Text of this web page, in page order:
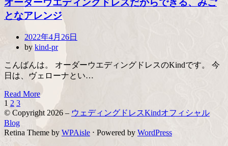
オーダーウエディングドレスだからできる、みご
となアレンジ
Posted
on
2022年4月26日
by kind-pr
こんばんは。 オーダーウエディングドレスのKindです。 今
日は、ヴェローナとい…
Read More
投
稿
の
Page
1 Page
2 Page
3Next
Page
© Copyright 2026 – ウェディングドレスKindオフィシャル
Blog
Retina Theme by WPAisle ⋅ Powered by WordPress